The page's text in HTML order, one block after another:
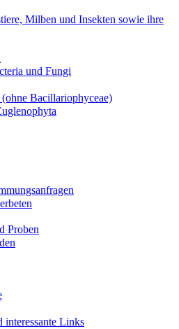
Milben und Insekten sowie ihre
und Fungi
Bacillariophyceae)
Proben
Links